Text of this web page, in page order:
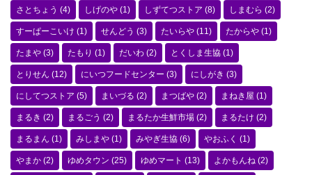
さとちょう (4) しげのや (1) しずてつストア (8) しまむら (2)
すーぱーこいけ (1) せんどう (3) たいらや (11) たからや (1)
たまや (3) たもり (1) だいわ (2) とくしま生協 (1)
とりせん (12) にいつフードセンター (3) にしがき (3)
にしてつストア (5) まいづる (2) まつばや (2) まねき屋 (1)
まるき (2) まるごう (2) まるたか生鮮市場 (2) まるたけ (2)
まるまん (1) みしまや (1) みやぎ生協 (6) やおふく (1)
やまか (2) ゆめタウン (25) ゆめマート (13) よかもんね (2)